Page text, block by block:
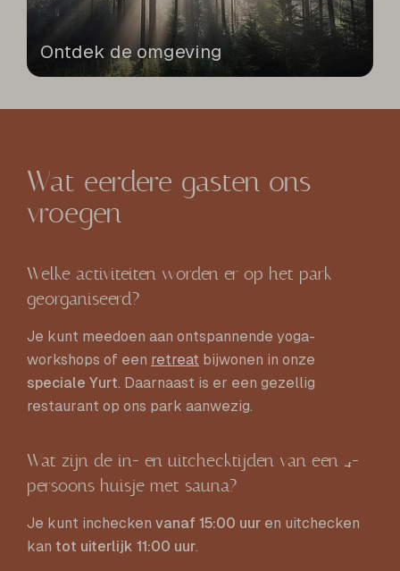
Ontdek de omgeving
Wat eerdere gasten ons
vroegen
Welke activiteiten worden er op het park
georganiseerd?
Je kunt meedoen aan ontspannende yoga-
workshops of een retreat bijwonen in onze
speciale Yurt. Daarnaast is er een gezellig
restaurant op ons park aanwezig.
Wat zijn de in- en uitchecktijden van een 4-
persoons huisje met sauna?
Je kunt incheckenvanaf 15:00 uur en uitchecken
kan tot uiterlijk 11:00 uur.